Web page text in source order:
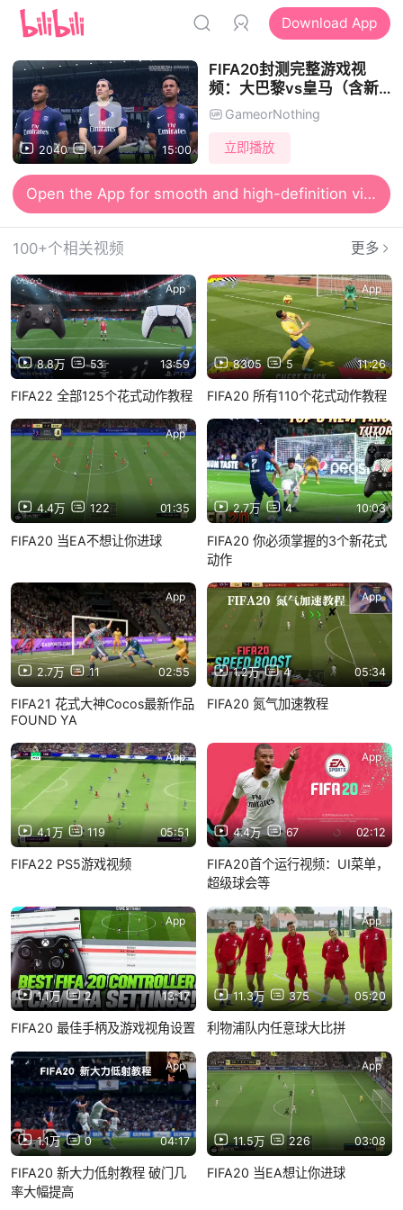
Download App
2040 17 15:00
FIFA20封测完整游戏视
频：大巴黎vs皇马（含新
花式技巧）
GameorNothing
立即播放
Open the App for smooth and high-definition viewing
100+个相关视频 更多
8.8万 53 13:59
App
FIFA22 全部125个花式动作教程
8305 5 11:26
App
FIFA20 所有110个花式动作教程
4.4万 122 01:35
App
FIFA20 当EA不想让你进球
2.7万 4 10:03
App
FIFA20 你必须掌握的3个新花式
动作
2.7万 11 02:55
App
FIFA21 花式大神Cocos最新作品
FOUND YA
1.2万 4 05:34
App
FIFA20 氮气加速教程
4.1万 119 05:51
App
FIFA22 PS5游戏视频
4.4万 67 02:12
App
FIFA20首个运行视频：UI菜单，
超级球会等
1.1万 2 13:17
App
FIFA20 最佳手柄及游戏视角设置
11.3万 375 05:20
App
利物浦队内任意球大比拼
1.1万 0 04:17
App
FIFA20 新大力低射教程 破门几
率大幅提高
11.5万 226 03:08
App
FIFA20 当EA想让你进球